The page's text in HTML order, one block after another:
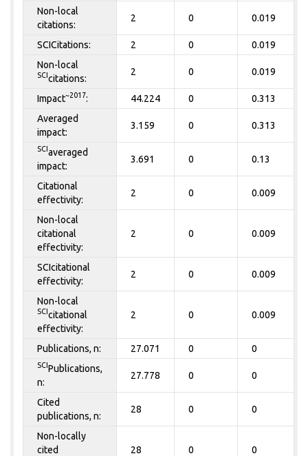
Non-local
citations:
2 0 0.019
SCICitations: 2 0 0.019
Non-local
SCI citations:
2 0 0.019
Impact~2017: 44.224 0 0.313
Averaged
impact:
3.159 0 0.313
SCI averaged
impact:
3.691 0 0.13
Citational
effectivity:
2 0 0.009
Non-local
citational
effectivity:
2 0 0.009
SCIcitational
effectivity:
2 0 0.009
Non-local
SCI citational
effectivity:
2 0 0.009
Publications, n: 27.071 0 0
SCI Publications,
n:
27.778 0 0
Cited
publications, n:
28 0 0
Non-locally
cited
28 0 0